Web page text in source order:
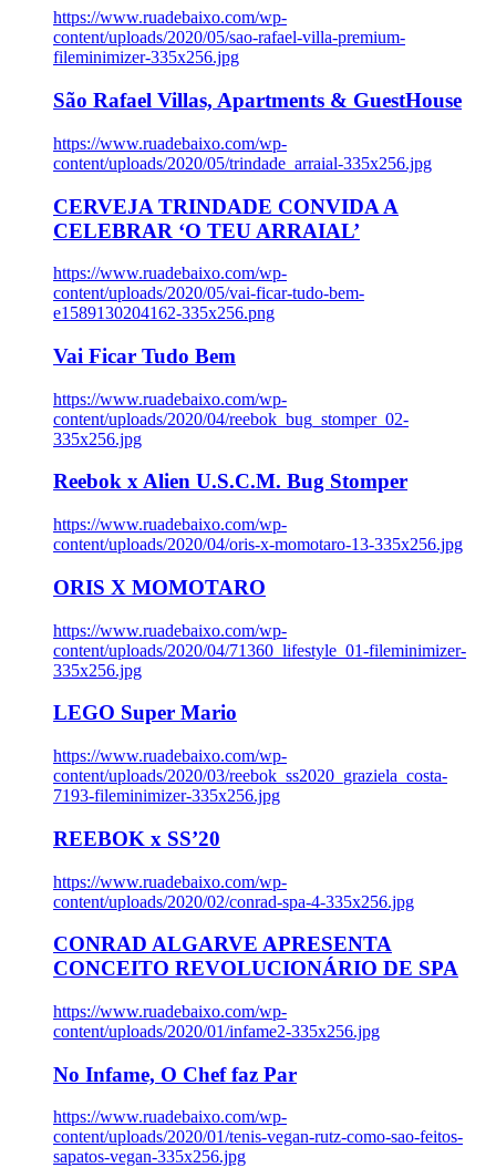
https://www.ruadebaixo.com/wp-
content/uploads/2020/05/sao-rafael-villa-premium-
fileminimizer-335x256.jpg
São Rafael Villas, Apartments & GuestHouse
https://www.ruadebaixo.com/wp-
content/uploads/2020/05/trindade_arraial-335x256.jpg
CERVEJA TRINDADE CONVIDA A
CELEBRAR ‘O TEU ARRAIAL’
https://www.ruadebaixo.com/wp-
content/uploads/2020/05/vai-ficar-tudo-bem-
e1589130204162-335x256.png
Vai Ficar Tudo Bem
https://www.ruadebaixo.com/wp-
content/uploads/2020/04/reebok_bug_stomper_02-
335x256.jpg
Reebok x Alien U.S.C.M. Bug Stomper
https://www.ruadebaixo.com/wp-
content/uploads/2020/04/oris-x-momotaro-13-335x256.jpg
ORIS X MOMOTARO
https://www.ruadebaixo.com/wp-
content/uploads/2020/04/71360_lifestyle_01-fileminimizer-
335x256.jpg
LEGO Super Mario
https://www.ruadebaixo.com/wp-
content/uploads/2020/03/reebok_ss2020_graziela_costa-
7193-fileminimizer-335x256.jpg
REEBOK x SS’20
https://www.ruadebaixo.com/wp-
content/uploads/2020/02/conrad-spa-4-335x256.jpg
CONRAD ALGARVE APRESENTA
CONCEITO REVOLUCIONÁRIO DE SPA
https://www.ruadebaixo.com/wp-
content/uploads/2020/01/infame2-335x256.jpg
No Infame, O Chef faz Par
https://www.ruadebaixo.com/wp-
content/uploads/2020/01/tenis-vegan-rutz-como-sao-feitos-
sapatos-vegan-335x256.jpg